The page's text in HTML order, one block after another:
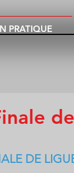
PRATIQUE
DE